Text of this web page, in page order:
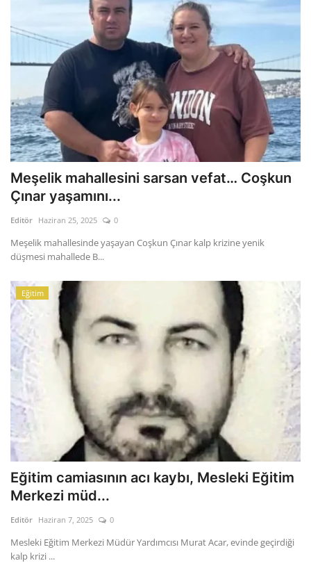
Meşelik mahallesini sarsan vefat… Coşkun
Çınar yaşamını...
Editör Haziran 25, 2025 0
Meşelik mahallesinde yaşayan Coşkun Çınar kalp krizine yenik
düşmesi mahallede B...
Eğitim
Eğitim camiasının acı kaybı, Mesleki Eğitim
Merkezi müd...
Editör Haziran 7, 2025 0
Mesleki Eğitim Merkezi Müdür Yardımcısı Murat Acar, evinde geçirdiği
kalp krizi ...